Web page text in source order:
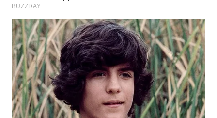
WN
WN
PURWAKARTA
WN
PRIANGAN
TIMUR